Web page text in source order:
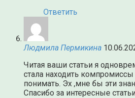
Ответить
Людмила Пермикина
Читая ваши статьи я
стала находить
понимать. Эх ,мне бы эти
Спасибо за интересные